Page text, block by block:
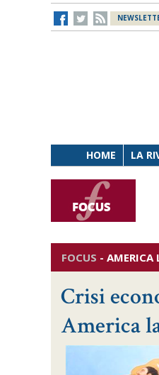
HOME LA
FOCUS - AMERICA
Crisi
America